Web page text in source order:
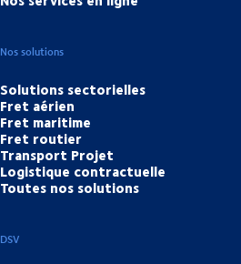
Nos solutions
Solutions sectorielles
Fret aérien
Fret maritime
Fret routier
Transport Projet
Logistique contractuelle
Toutes nos solutions
DSV